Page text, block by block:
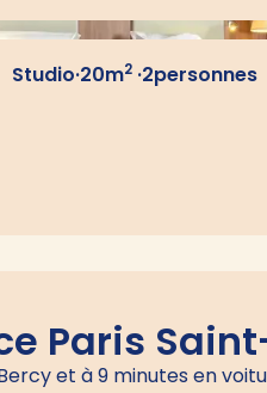
Studio·20m2·2personnes
Paris
et à 9 minutes en